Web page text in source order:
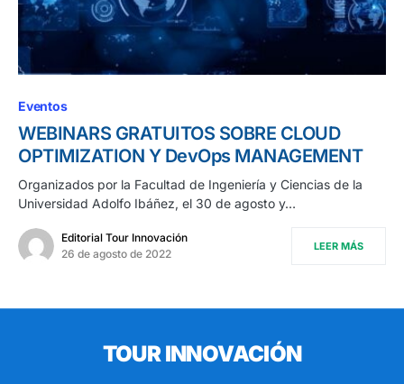
Eventos
WEBINARS GRATUITOS SOBRE CLOUD
OPTIMIZATION Y DevOps MANAGEMENT
Organizados por la Facultad de Ingeniería y Ciencias de la
Universidad Adolfo Ibáñez, el 30 de agosto y…
Editorial Tour Innovación
26 de agosto de 2022
LEER MÁS
TOUR INNOVACIÓN